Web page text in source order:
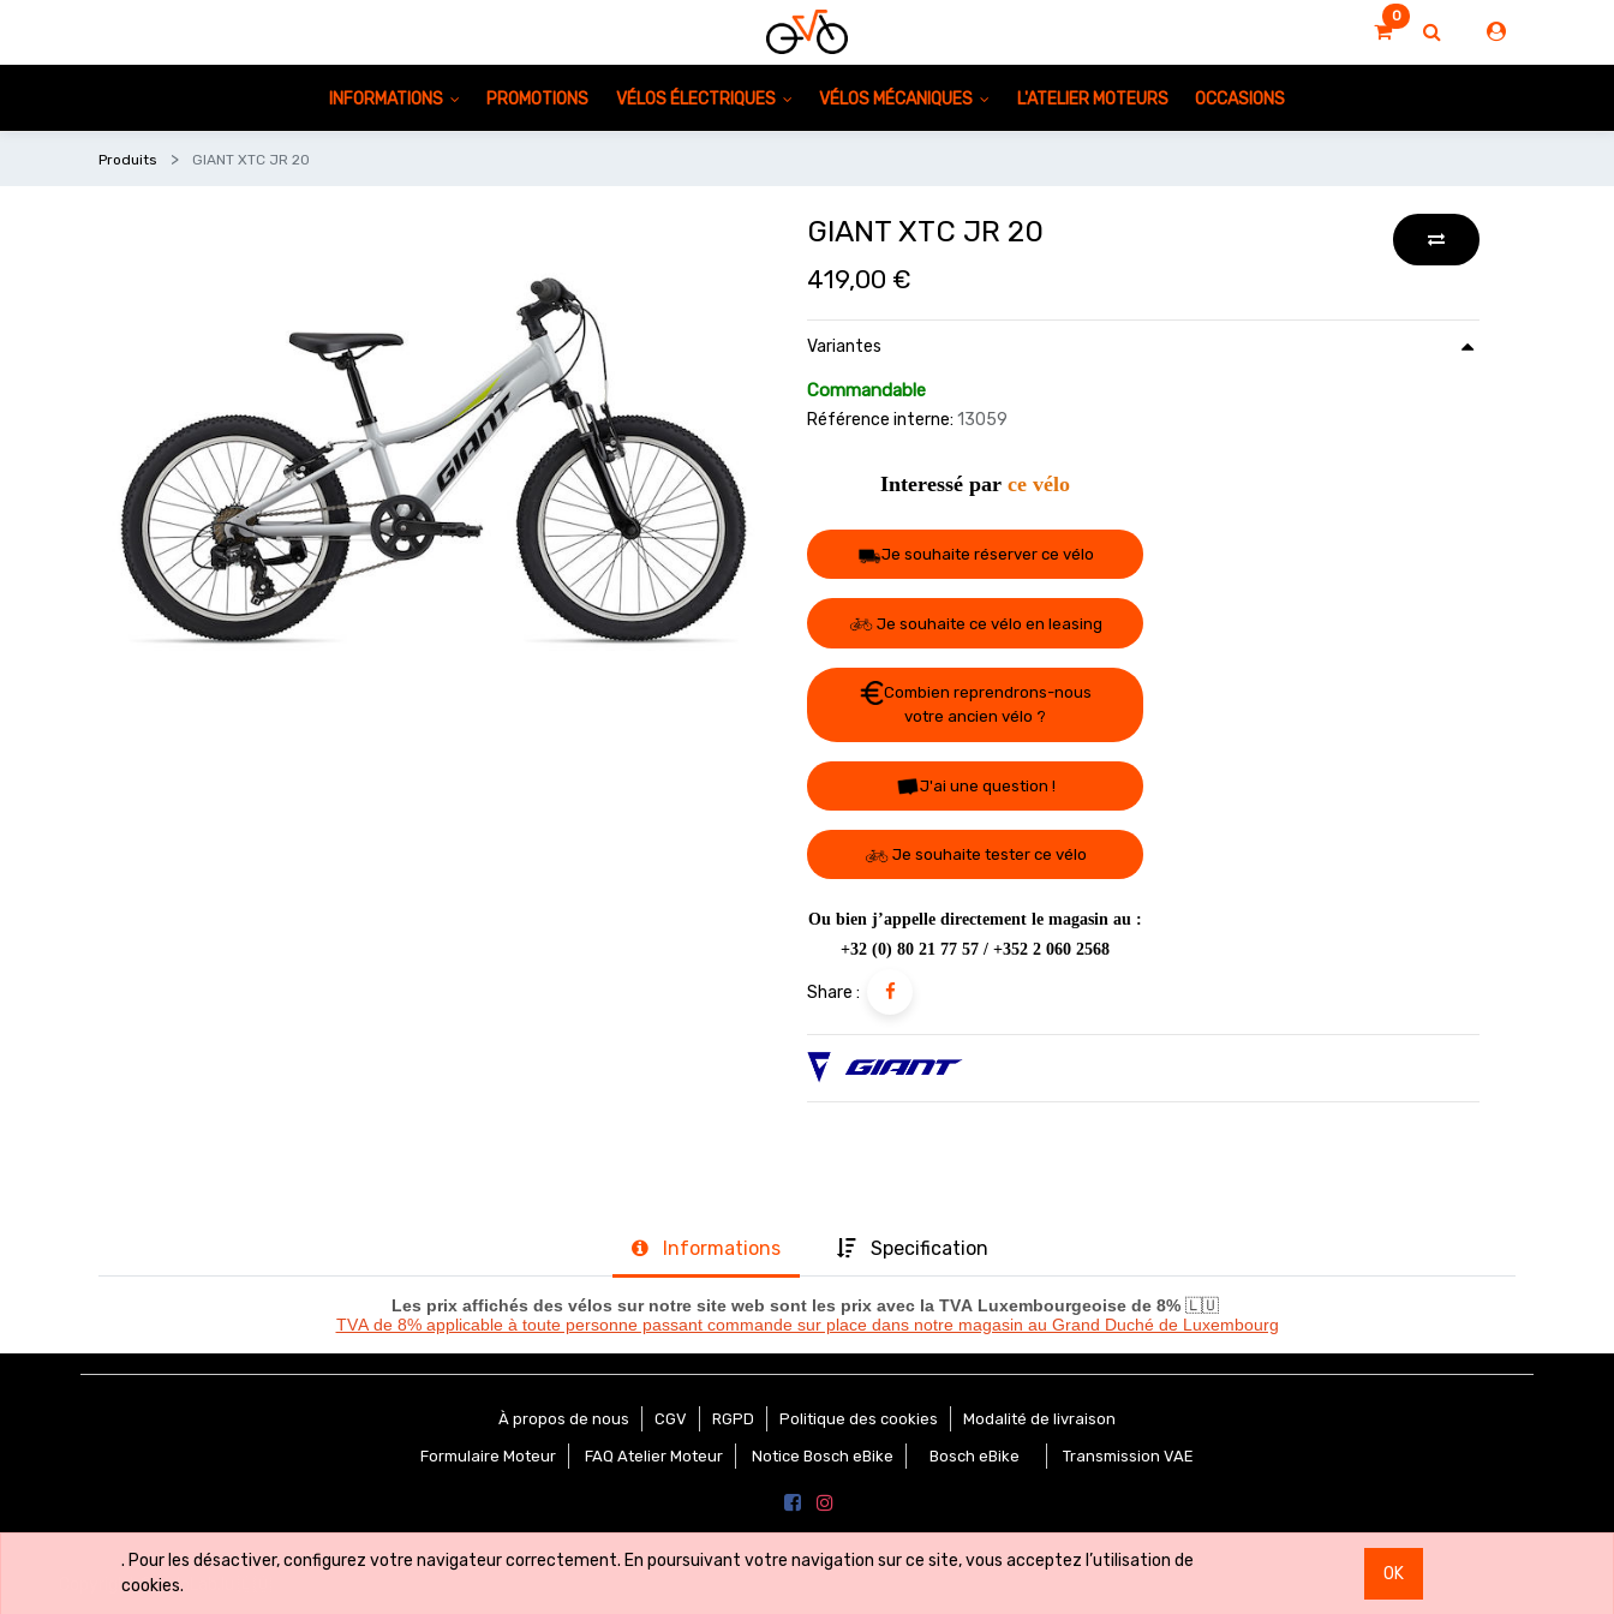
. Pour les désactiver, configurez votre navigateur correctement. En poursuivant votre navigation sur ce site, vous acceptez l’utilisation de
cookies.
OK
0
INFORMATIONS PROMOTIONS VÉLOS ÉLECTRIQUES VÉLOS MÉCANIQUES L'ATELIER MOTEURS OCCASIONS
Produits GIANT XTC JR 20
GIANT XTC JR 20
419,00 €
Variantes
Commandable
Référence interne: 13059
Interessé par ce vélo
Je souhaite réserver ce vélo
Je souhaite ce vélo en leasing
Combien reprendrons-nous
votre ancien vélo ?
J'ai une question !
Je souhaite tester ce vélo
Ou bien j’appelle directement le magasin au :
+32 (0) 80 21 77 57 / +352 2 060 2568
Share :
Informations Specification
Les prix affichés des vélos sur notre site web sont les prix avec la TVA Luxembourgeoise de 8% 🇱🇺
TVA de 8% applicable à toute personne passant commande sur place dans notre magasin au Grand Duché de Luxembourg
À propos de nous CGV RGPD Politique des cookies Modalité de livraison
Formulaire Moteur FAQ Atelier Moteur Notice Bosch eBike Bosch eBike Transmission VAE
Copyright ©VeloLab.lu 🇱🇺